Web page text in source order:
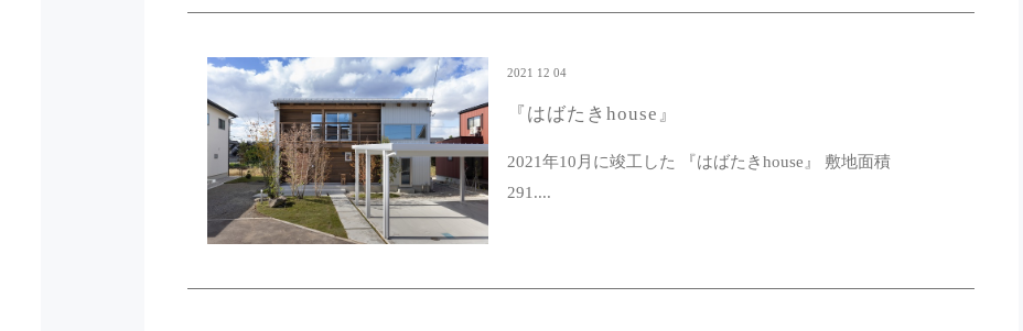
2021 12 04
『はばたきhouse』
2021年10月に竣工した 『はばたきhouse』 敷地面積
291....